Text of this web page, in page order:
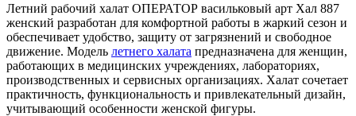
Летний рабочий халат ОПЕРАТОР васильковый арт Хал 887
женский разработан для комфортной работы в жаркий сезон и
обеспечивает удобство, защиту от загрязнений и свободное
движение. Модель летнего халата предназначена для женщин,
работающих в медицинских учреждениях, лабораториях,
производственных и сервисных организациях. Халат сочетает
практичность, функциональность и привлекательный дизайн,
учитывающий особенности женской фигуры.